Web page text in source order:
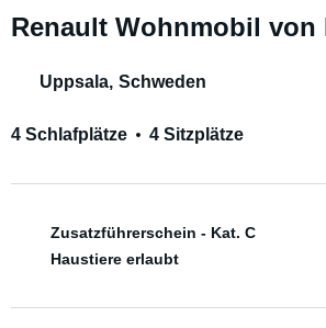
Renault Wohnmobil von
Uppsala, Schweden
4 Schlafplätze 4 Sitzplätze
Zusatzführerschein - Kat. C
Haustiere erlaubt